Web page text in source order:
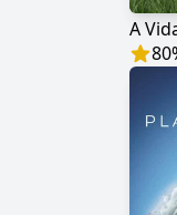
A
80